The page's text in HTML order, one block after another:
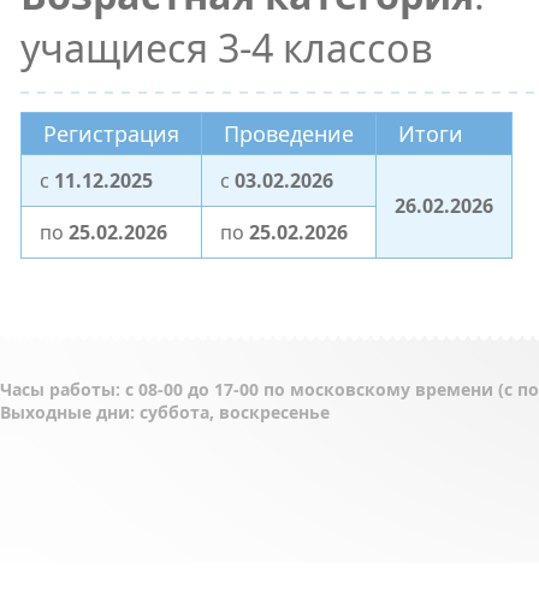
учащиеся 3-4 классов
Регистрация Проведение Итоги
c 11.12.2025 c 03.02.2026
26.02.2026
по 25.02.2026 по 25.02.2026
Часы работы: с 08-00 до 17-00 по московскому времени (с
Выходные дни: суббота, воскресенье